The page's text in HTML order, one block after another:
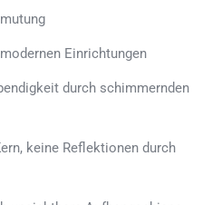
Einrichtungen
durch schimmernden
keine Reflektionen durch